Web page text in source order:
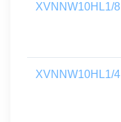
XVNNW10HL1/8
XVNNW10HL1/4